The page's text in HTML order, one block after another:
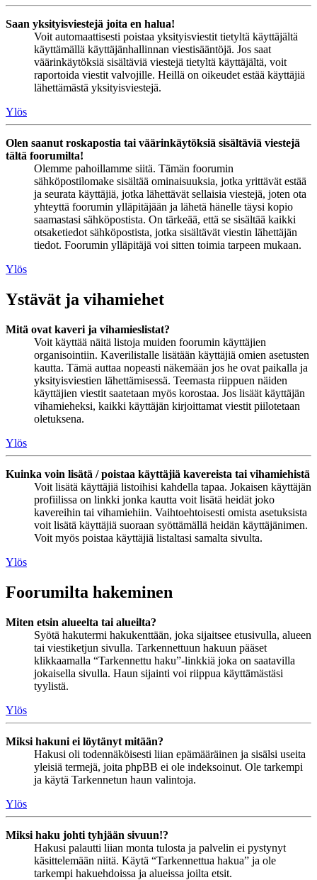
Saan yksityisviestejä joita en halua!
Voit automaattisesti poistaa yksityisviestit tietyltä käyttäjältä
käyttämällä käyttäjänhallinnan viestisääntöjä. Jos saat
väärinkäytöksiä sisältäviä viestejä tietyltä käyttäjältä, voit
raportoida viestit valvojille. Heillä on oikeudet estää käyttäjiä
lähettämästä yksityisviestejä.
Ylös
Olen saanut roskapostia tai väärinkäytöksiä sisältäviä viestejä
tältä foorumilta!
Olemme pahoillamme siitä. Tämän foorumin
sähköpostilomake sisältää ominaisuuksia, jotka yrittävät estää
ja seurata käyttäjiä, jotka lähettävät sellaisia viestejä, joten ota
yhteyttä foorumin ylläpitäjään ja lähetä hänelle täysi kopio
saamastasi sähköpostista. On tärkeää, että se sisältää kaikki
otsaketiedot sähköpostista, jotka sisältävät viestin lähettäjän
tiedot. Foorumin ylläpitäjä voi sitten toimia tarpeen mukaan.
Ylös
Ystävät ja vihamiehet
Mitä ovat kaveri ja vihamieslistat?
Voit käyttää näitä listoja muiden foorumin käyttäjien
organisointiin. Kaverilistalle lisätään käyttäjiä omien asetusten
kautta. Tämä auttaa nopeasti näkemään jos he ovat paikalla ja
yksityisviestien lähettämisessä. Teemasta riippuen näiden
käyttäjien viestit saatetaan myös korostaa. Jos lisäät käyttäjän
vihamieheksi, kaikki käyttäjän kirjoittamat viestit piilotetaan
oletuksena.
Ylös
Kuinka voin lisätä / poistaa käyttäjiä kavereista tai vihamiehistä
Voit lisätä käyttäjiä listoihisi kahdella tapaa. Jokaisen käyttäjän
profiilissa on linkki jonka kautta voit lisätä heidät joko
kavereihin tai vihamiehiin. Vaihtoehtoisesti omista asetuksista
voit lisätä käyttäjiä suoraan syöttämällä heidän käyttäjänimen.
Voit myös poistaa käyttäjiä listaltasi samalta sivulta.
Ylös
Foorumilta hakeminen
Miten etsin alueelta tai alueilta?
Syötä hakutermi hakukenttään, joka sijaitsee etusivulla, alueen
tai viestiketjun sivulla. Tarkennettuun hakuun pääset
klikkaamalla “Tarkennettu haku”-linkkiä joka on saatavilla
jokaisella sivulla. Haun sijainti voi riippua käyttämästäsi
tyylistä.
Ylös
Miksi hakuni ei löytänyt mitään?
Hakusi oli todennäköisesti liian epämääräinen ja sisälsi useita
yleisiä termejä, joita phpBB ei ole indeksoinut. Ole tarkempi
ja käytä Tarkennetun haun valintoja.
Ylös
Miksi haku johti tyhjään sivuun!?
Hakusi palautti liian monta tulosta ja palvelin ei pystynyt
käsittelemään niitä. Käytä “Tarkennettua hakua” ja ole
tarkempi hakuehdoissa ja alueissa joilta etsit.